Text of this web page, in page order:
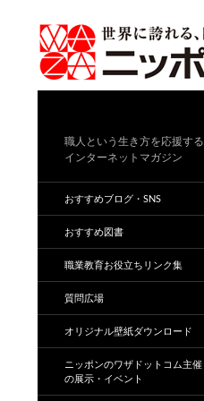
職人という生き方を応援する
インターネットマガジン
おすすめブログ・SNS
おすすめ図書
職業教育お役立ちリンク集
質問広場
オリジナル壁紙ダウンロード
ニッポンのワザドットコム主催
の展示・イベント